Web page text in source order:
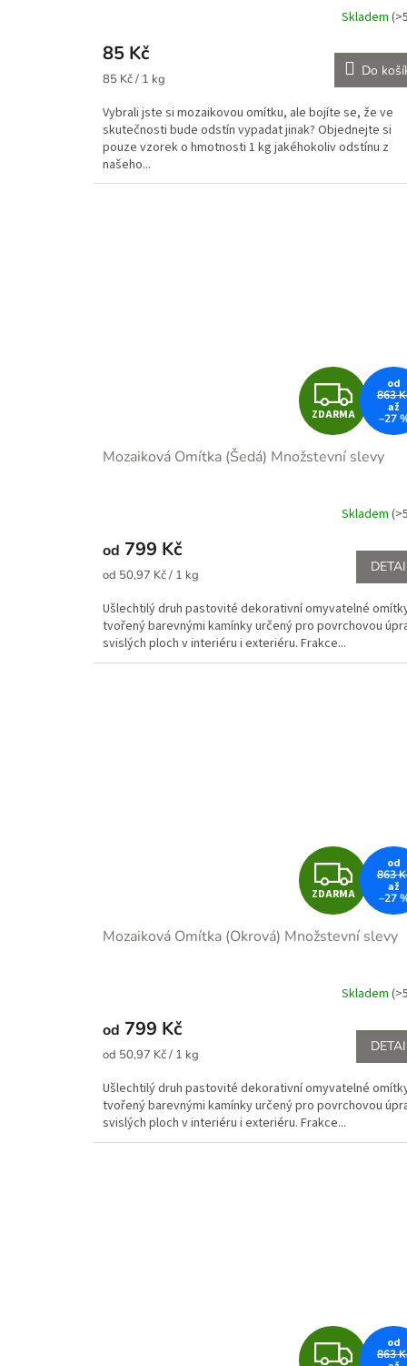
produktu
je
5,0
z
5
hvězdiček.
Skladem
85 Kč
Měrná
85 Kč / 1 kg Do
Vybrali jste si mozaikovou omítku, ale bojíte se, že ve
skutečnosti bude odstín vypadat jinak? Objednejte si
pouze vzorek o hmotnosti 1 kg jakéhokoliv odstínu z
našeho...
Z
D
A
R
M
A
ZDARMA
od
863
až
–27
Mozaiková Omítka (Šedá) Množstevní slevy
Skladem
od 799 Kč
Měrná
od 50,97 Kč / 1 kg
Ušlechtilý druh pastovité dekorativní omyvatelné
tvořený barevnými kamínky určený pro povrchovou
svislých ploch v interiéru i exteriéru. Frakce...
Z
D
A
R
M
A
ZDARMA
od
863
až
–27
Mozaiková Omítka (Okrová) Množstevní slevy
produktu
je
z
5
hvězdiček.
Skladem
od 799 Kč
Měrná
od 50,97 Kč / 1 kg
Ušlechtilý druh pastovité dekorativní omyvatelné
tvořený barevnými kamínky určený pro povrchovou
svislých ploch v interiéru i exteriéru. Frakce...
Z
od
863